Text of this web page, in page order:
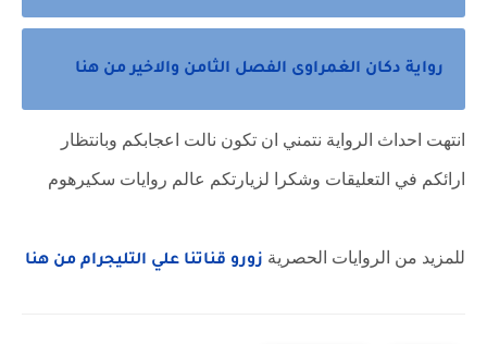
رواية دكان الغمراوى الفصل الثامن والاخير من هنا
انتهت احداث الرواية نتمني ان تكون نالت اعجابكم وبانتظار
ارائكم في التعليقات وشكرا لزيارتكم عالم روايات سكيرهوم
للمزيد من الروايات الحصرية زورو قناتنا علي التليجرام من هنا